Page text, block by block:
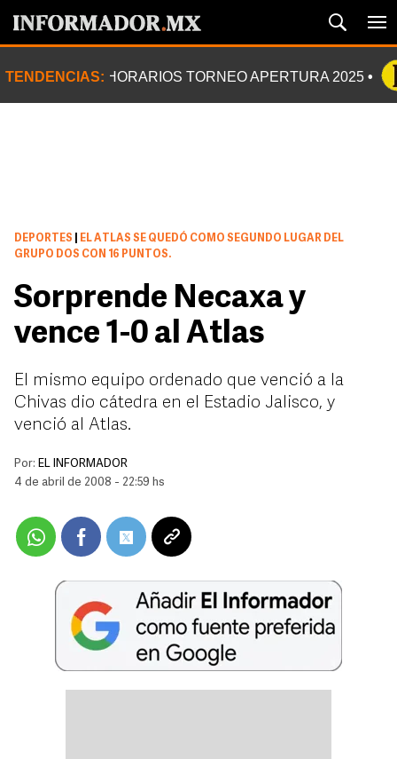
TENDENCIAS: HORARIOS TORNEO APERTURA 2025
DEPORTES
EL ATLAS SE QUEDÓ COMO SEGUNDO LUGAR DEL
GRUPO DOS CON 16 PUNTOS.
Sorprende Necaxa y
vence 1-0 al Atlas
El mismo equipo ordenado que venció a la
Chivas dio cátedra en el Estadio Jalisco, y
venció al Atlas.
Por: EL INFORMADOR
4 de abril de 2008 - 22:59 hs